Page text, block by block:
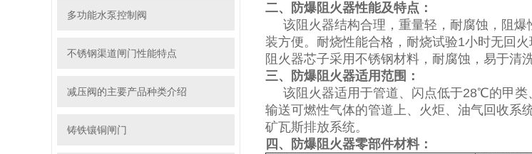
多功能水泵控制阀
不锈钢渠道闸门性能特点
减压阀的主要产品种类介绍
铸铁镶铜闸门
二、防爆阻火器性能及特点：
该阻火器结构合理，重量轻，耐腐蚀，阻爆
装方便。耐烧性能合格，耐烧试验1小时无回火
阻火器芯子采用不锈钢材料，耐腐蚀，易于清
三、防爆阻火器适用范围：
该阻火器适用于管道、闪点低于28℃的甲类
输送可燃性气体的管道上、火炬、油气回收系
矿瓦斯排放系统。
四、防爆阻火器零部件材料：